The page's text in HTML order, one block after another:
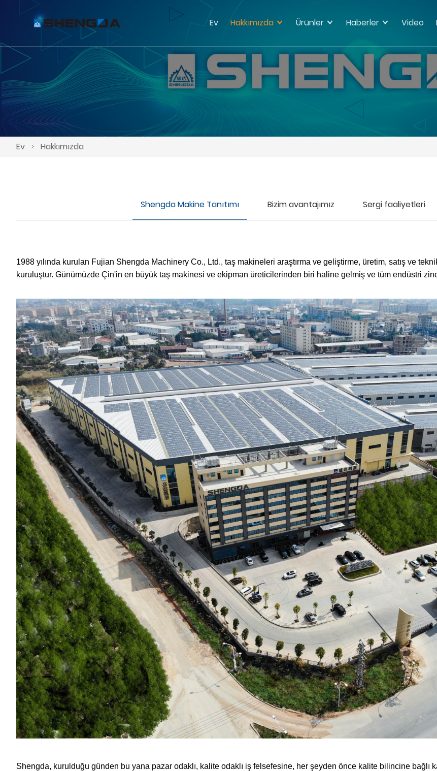
Ev Hakkımızda Ürünler Haberler Video
Ev > Hakkımızda
Shengda Makine Tanıtımı Bizim avantajımız Sergi faaliyetleri
1988 yılında kurulan Fujian Shengda Machinery Co., Ltd., taş makineleri araştırma ve geliştirme, üretim, satış ve
kuruluştur. Günümüzde Çin'in en büyük taş makinesi ve ekipman üreticilerinden biri haline gelmiş ve tüm endüstri
Shengda, kurulduğu günden bu yana pazar odaklı, kalite odaklı iş felsefesine, her şeyden önce kalite bilincine bağlı